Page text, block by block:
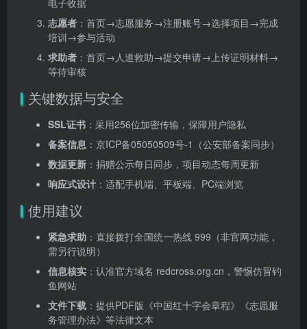
电子收据
志愿者 ：首页→志愿服务→注册账号→选择项目→完成
培训→参与活动
求助者 ：首页→人道救助→提交申请→上传证明材料→
等待审核
关键数据与安全
SSL证书 ：采用256位加密传输，保障用户隐私
备案信息 ：京ICP备05050509号-1（公安部备案同步）
数据更新 ：捐赠公示每日同步，项目动态每周更新
响应式设计 ：适配手机端、平板端、PC端浏览
使用建议
紧急求助 ：直接拨打全国统一热线 999（非官网功能，
需另行说明）
信息核实 ：认准官方域名 redcross.org.cn，警惕仿冒钓
鱼网站
文件下载 ：提供PDF版《中国红十字会章程》《志愿服
务管理办法》等法律文本